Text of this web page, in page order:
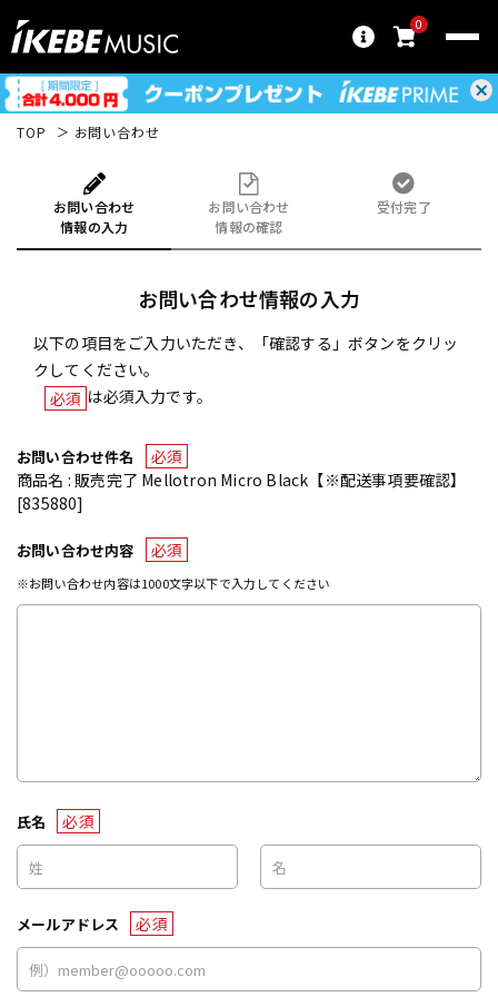
0
TOP お問い合わせ
お問い合わせ
情報の入力
お問い合わせ
情報の確認
受付完了
お問い合わせ情報の入力
以下の項目をご入力いただき、「確認する」ボタンをクリッ
クしてください。
必須 は必須入力です。
お問い合わせ件名
必須
商品名 : 販売完了 Mellotron Micro Black【※配送事項要確認】
[835880]
お問い合わせ内容 必須
※お問い合わせ内容は1000文字以下で入力してください
氏名 必須
メールアドレス 必須